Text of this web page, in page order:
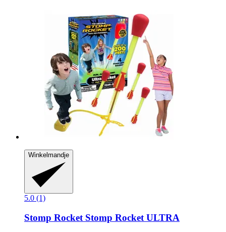
Winkelmandje
5.0 (1)
Stomp Rocket Stomp Rocket ULTRA